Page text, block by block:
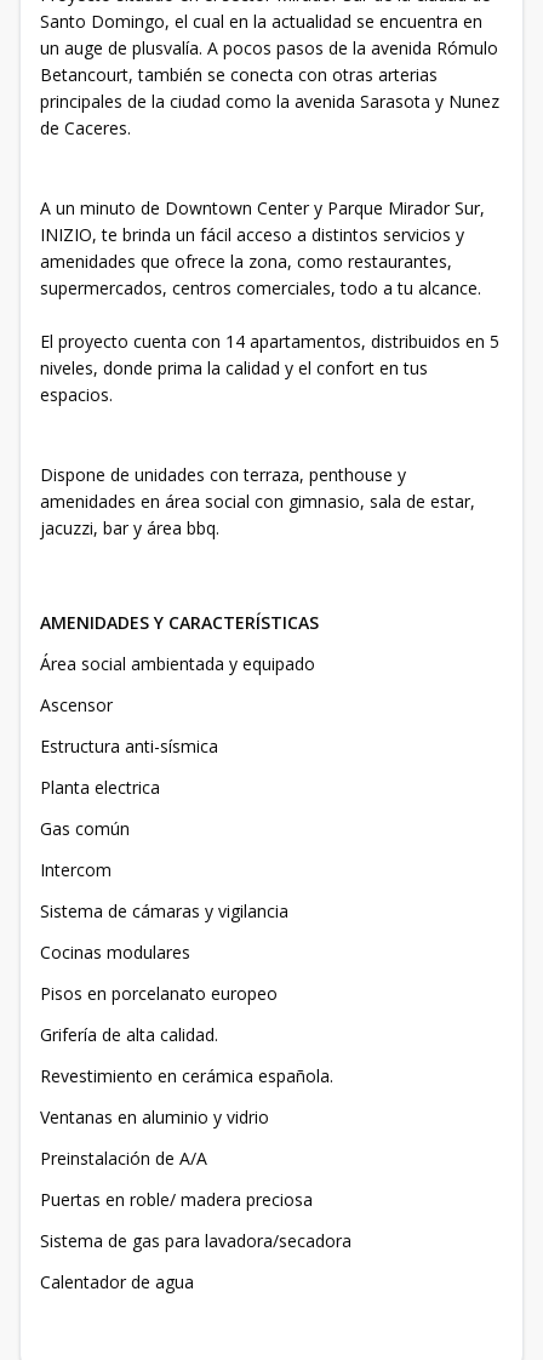
Santo Domingo, el cual en la actualidad se encuentra en
un auge de plusvalía. A pocos pasos de la avenida Rómulo
Betancourt, también se conecta con otras arterias
principales de la ciudad como la avenida Sarasota y Nunez
de Caceres.
A un minuto de Downtown Center y Parque Mirador Sur,
INIZIO, te brinda un fácil acceso a distintos servicios y
amenidades que ofrece la zona, como restaurantes,
supermercados, centros comerciales, todo a tu alcance.
El proyecto cuenta con 14 apartamentos, distribuidos en 5
niveles, donde prima la calidad y el confort en tus
espacios.
Dispone de unidades con terraza, penthouse y
amenidades en área social con gimnasio, sala de estar,
jacuzzi, bar y área bbq.
AMENIDADES Y CARACTERÍSTICAS
Área social ambientada y equipado
Ascensor
Estructura anti-sísmica
Planta electrica
Gas común
Intercom
Sistema de cámaras y vigilancia
Cocinas modulares
Pisos en porcelanato europeo
Grifería de alta calidad.
Revestimiento en cerámica española.
Ventanas en aluminio y vidrio
Preinstalación de A/A
Puertas en roble/ madera preciosa
Sistema de gas para lavadora/secadora
Calentador de agua